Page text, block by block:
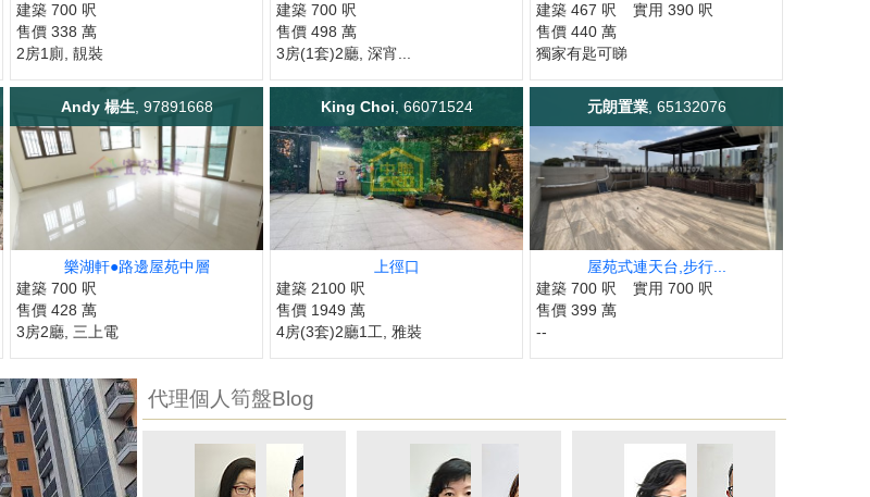
建築 700 呎
售價 338 萬
2房1廁, 靚裝
建築 700 呎
售價 498 萬
3房(1套)2廳, 深宵...
建築 467 呎
實用 390 呎
售價 440 萬
獨家有匙可睇
Andy 楊生 , 97891668
樂湖軒●路邊屋苑中層
建築 700 呎
售價 428 萬
3房2廳, 三上電
King Choi , 66071524
上徑口
建築 2100 呎
售價 1949 萬
4房(3套)2廳1工, 雅裝
元朗置業, 65132076
屋苑式連天台,步行...
建築 700 呎
實用 700 呎
售價 399 萬
--
代理個人筍盤Blog